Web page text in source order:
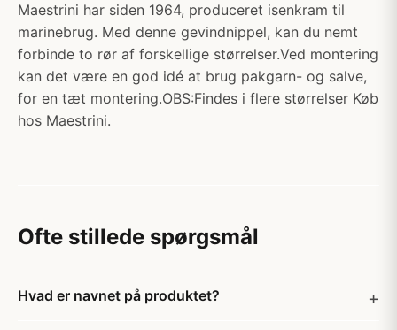
Maestrini har siden 1964, produceret isenkram til
marinebrug. Med denne gevindnippel, kan du nemt
forbinde to rør af forskellige størrelser.Ved montering
kan det være en god idé at brug pakgarn- og salve,
for en tæt montering.OBS:Findes i flere størrelser Køb
hos Maestrini.
Ofte stillede spørgsmål
Hvad er navnet på produktet?